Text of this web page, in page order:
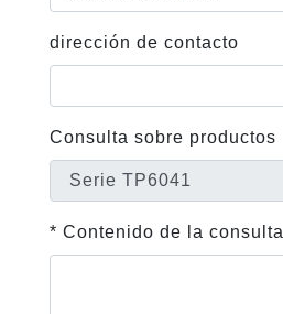
dirección de contacto
Consulta sobre productos
* Contenido de la consulta